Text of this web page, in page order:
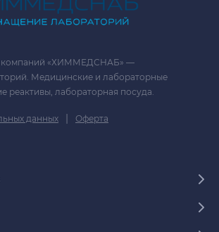
компаний «ХИММЕДСНАБ» —
Медицинские и лабораторные
реактивы, лабораторная посуда.
данных | Оферта